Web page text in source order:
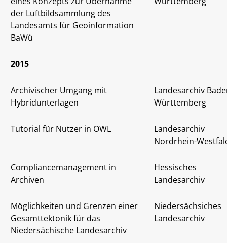
der Luftbildsammlung des
Landesamts für Geoinformation
BaWü
2015
Archivischer Umgang mit
Hybridunterlagen
Landesarchiv
Württemberg
Tutorial für Nutzer in OWL
Landesarchiv
Nordrhein-
Compliancemanagement in
Archiven
Hessisches
Landesarchiv
Möglichkeiten und Grenzen einer
Gesamttektonik für das
Niedersächische Landesarchiv
Niedersächsiches
Landesarchiv